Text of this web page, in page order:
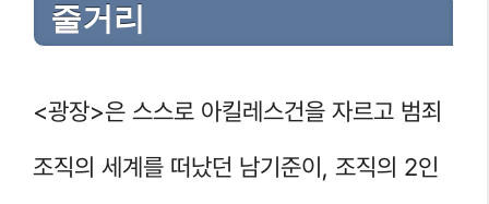
줄거리
<광장>은 스스로 아킬레스건을 자르고 범죄
조직의 세계를 떠났던 남기준이, 조직의 2인